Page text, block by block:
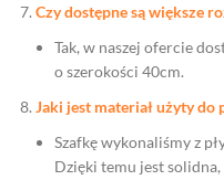
Czy dostępne są większe
Tak, w naszej ofercie
o szerokości 40cm.
Jaki jest materiał użyty do
Szafkę wykonaliśmy z
Dzięki temu jest